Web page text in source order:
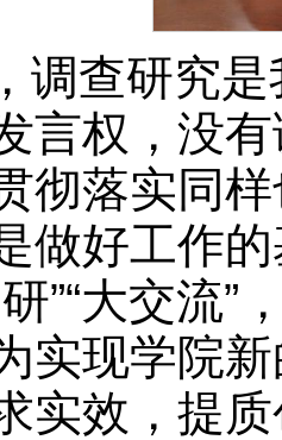
调查研究
言权，没
彻落实同
做好工作
”“大交流
实现学院
实效，提